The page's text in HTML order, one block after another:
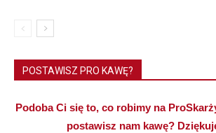
POSTAWISZ PRO KAWĘ?
Podoba Ci się to, co robimy na
postawisz nam kawę?